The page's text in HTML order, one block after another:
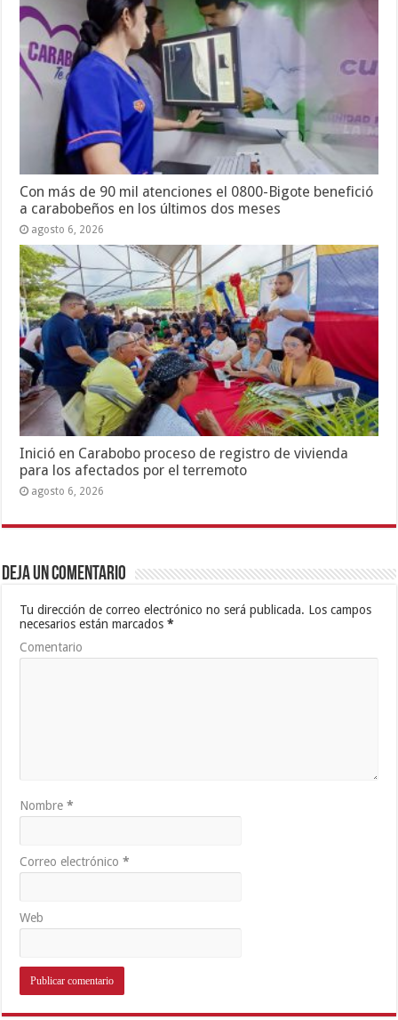
Con más de 90 mil atenciones el 0800-Bigote benefició
a carabobeños en los últimos dos meses
agosto 6, 2026
Inició en Carabobo proceso de registro de vivienda
para los afectados por el terremoto
agosto 6, 2026
Deja un comentario
Tu dirección de correo electrónico no será publicada. Los campos
necesarios están marcados*
Comentario
Nombre*
Correo electrónico*
Web